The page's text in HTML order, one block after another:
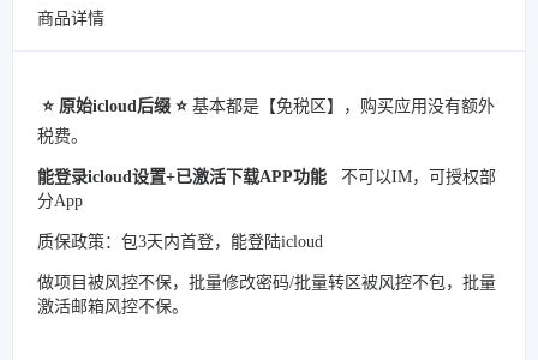
商品详情
⭐️ 原始icloud后缀 ⭐️ 基本都是【免税区】，购买应用没有额外
税费。
能登录icloud设置+已激活下载APP功能 不可以IM，可授权部
分App
质保政策：包3天内首登，能登陆icloud
做项目被风控不保，批量修改密码/批量转区被风控不包，批量
激活邮箱风控不保。